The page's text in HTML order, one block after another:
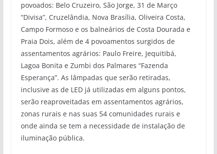
povoados: Belo Cruzeiro, São Jorge, 31 de Março
“Divisa”, Cruzelândia, Nova Brasília, Oliveira Costa,
Campo Formoso e os balneários de Costa Dourada e
Praia Dois, além de 4 povoamentos surgidos de
assentamentos agrários: Paulo Freire, Jequitibá,
Lagoa Bonita e Zumbi dos Palmares “Fazenda
Esperança”. As lâmpadas que serão retiradas,
inclusive as de LED já utilizadas em alguns pontos,
serão reaproveitadas em assentamentos agrários,
zonas rurais e nas suas 54 comunidades rurais e
onde ainda se tem a necessidade de instalação de
iluminação pública.